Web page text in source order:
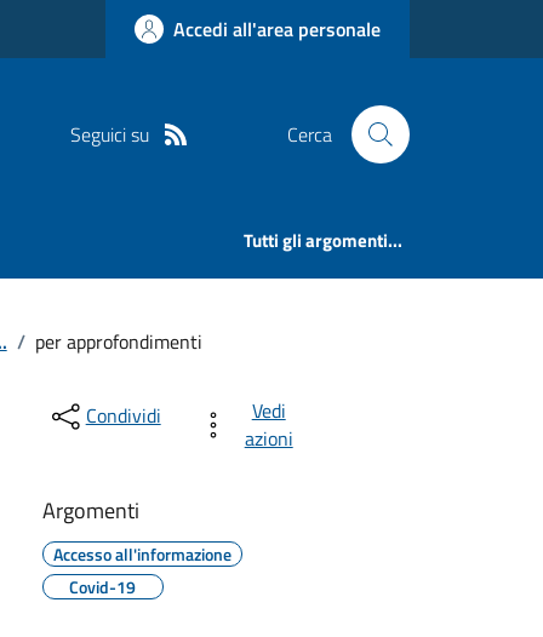
Accedi all'area personale
Seguici su Cerca
Tutti gli argomenti...
/ per approfondimenti
Condividi
Vedi
azioni
Argomenti
Accesso all'informazione
Covid-19